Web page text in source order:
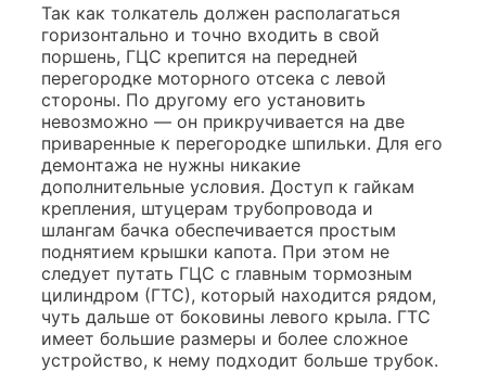
Так как толкатель должен располагаться
горизонтально и точно входить в свой
поршень, ГЦС крепится на передней
перегородке моторного отсека с левой
стороны. По другому его установить
невозможно — он прикручивается на две
приваренные к перегородке шпильки. Для его
демонтажа не нужны никакие
дополнительные условия. Доступ к гайкам
крепления, штуцерам трубопровода и
шлангам бачка обеспечивается простым
поднятием крышки капота. При этом не
следует путать ГЦС с главным тормозным
цилиндром (ГТС), который находится рядом,
чуть дальше от боковины левого крыла. ГТС
имеет большие размеры и более сложное
устройство, к нему подходит больше трубок.